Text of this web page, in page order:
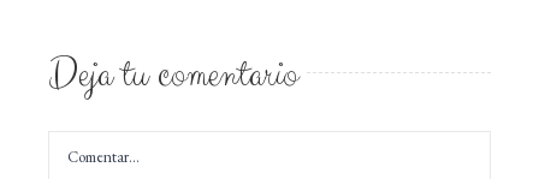
Deja tu comentario
Comentar